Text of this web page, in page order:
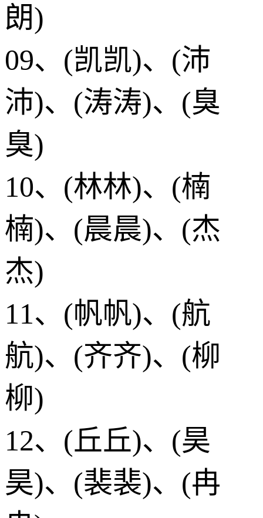
朗)
09、(凯凯)、(沛
沛)、(涛涛)、(臭
臭)
10、(林林)、(楠
楠)、(晨晨)、(杰
杰)
11、(帆帆)、(航
航)、(齐齐)、(柳
柳)
12、(丘丘)、(昊
昊)、(裴裴)、(冉